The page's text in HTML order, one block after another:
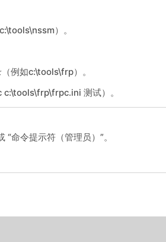
）。
例如c:\tools\frp）。
测试）。
命令提示符（管理员）”。